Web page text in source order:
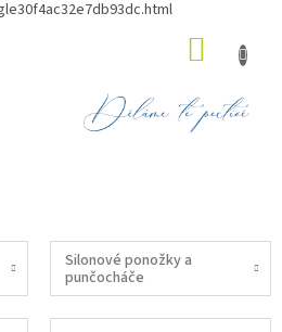
Silonové ponožky a
punčocháče